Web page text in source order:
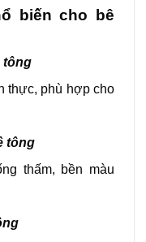
biến cho bê
tông
thực, phù hợp cho
tông
thấm, bền màu